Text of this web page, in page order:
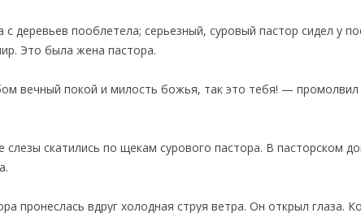
с деревьев пооблетела; серьезный, суровый пастор сидел у
Это была жена пастора.
вечный покой и милость божья, так это тебя! —
слезы скатились по щекам сурового пастора. В пасторском
пронеслась вдруг холодная струя ветра. Он открыл глаза.